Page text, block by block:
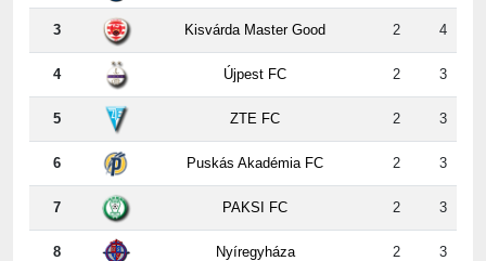
3 Kisvárda Master Good 2 4
4 Újpest FC 2 3
5 ZTE FC 2 3
6 Puskás Akadémia FC 2 3
7 PAKSI FC 2 3
8 Nyíregyháza 2 3